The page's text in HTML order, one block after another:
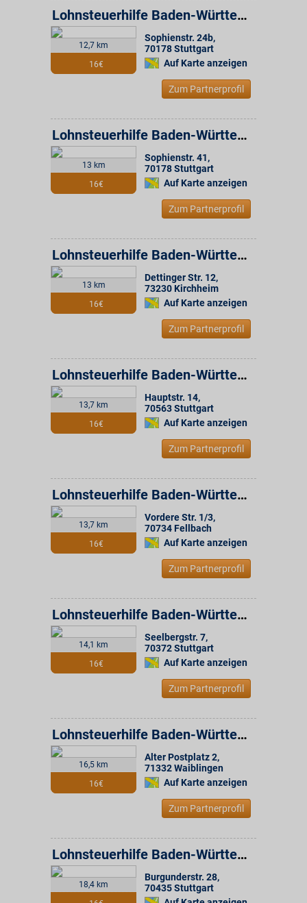
12,7 km
16€
Lohnsteuerhilfe Baden-Württemberg e.V. Beratungsstelle
Sophienstr. 24b,
70178Stuttgart
Auf Karte anzeigen
Zum Partnerprofil
13 km
16€
Lohnsteuerhilfe Baden-Württemberg e.V. Beratungsstelle
Sophienstr. 41,
70178Stuttgart
Auf Karte anzeigen
Zum Partnerprofil
13 km
16€
Lohnsteuerhilfe Baden-Württemberg e.V. Beratungsstelle
Dettinger Str. 12,
73230 Kirchheim
Auf Karte anzeigen
Zum Partnerprofil
13,7 km
16€
Lohnsteuerhilfe Baden-Württemberg e.V. Beratungsstelle
Hauptstr. 14,
70563Stuttgart
Auf Karte anzeigen
Zum Partnerprofil
13,7 km
16€
Lohnsteuerhilfe Baden-Württemberg e.V. Beratungsstelle
Vordere Str. 1/3,
70734 Fellbach
Auf Karte anzeigen
Zum Partnerprofil
14,1 km
16€
Lohnsteuerhilfe Baden-Württemberg e.V. Beratungsstelle
Seelbergstr. 7,
70372Stuttgart
Auf Karte anzeigen
Zum Partnerprofil
16,5 km
16€
Lohnsteuerhilfe Baden-Württemberg e.V. Beratungsstelle
Alter Postplatz 2,
71332Waiblingen
Auf Karte anzeigen
Zum Partnerprofil
18,4 km
Lohnsteuerhilfe Baden-Württemberg e.V. Beratungsstelle
Burgunderstr. 28,
70435Stuttgart